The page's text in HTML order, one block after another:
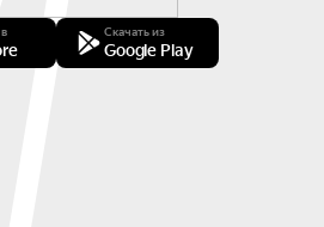
Скачать из
Google Play